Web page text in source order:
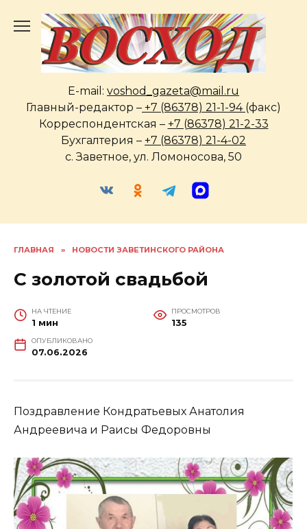
содержанию
E-mail: voshod_gazeta@mail.ru
Главный-редактор – +7 (86378) 21-1-94 (факс)
Корреспондентская – +7 (86378) 21-2-33
Бухгалтерия – +7 (86378) 21-4-02
с. Заветное, ул. Ломоносова, 50
ГЛАВНАЯ » НОВОСТИ ЗАВЕТИНСКОГО РАЙОНА
С золотой свадьбой
НА ЧТЕНИЕ
1 мин
ПРОСМОТРОВ
135
ОПУБЛИКОВАНО
07.06.2026
Поздравление Кондратьевых Анатолия
Андреевича и Раисы Федоровны